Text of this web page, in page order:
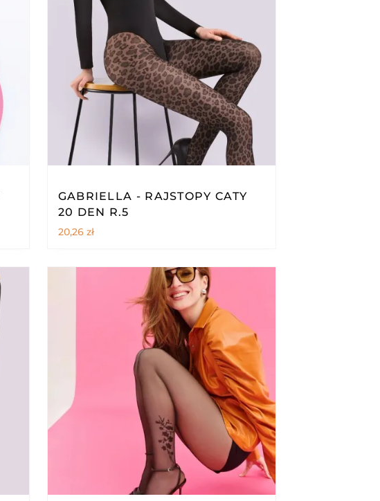
GABRIELLA - RAJSTOPY CATY
20 DEN R.5
20,26 zł